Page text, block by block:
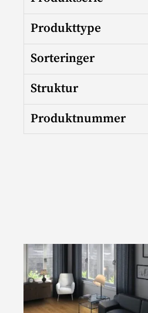
Produkttype
Sorteringer
Struktur
Produktnummer